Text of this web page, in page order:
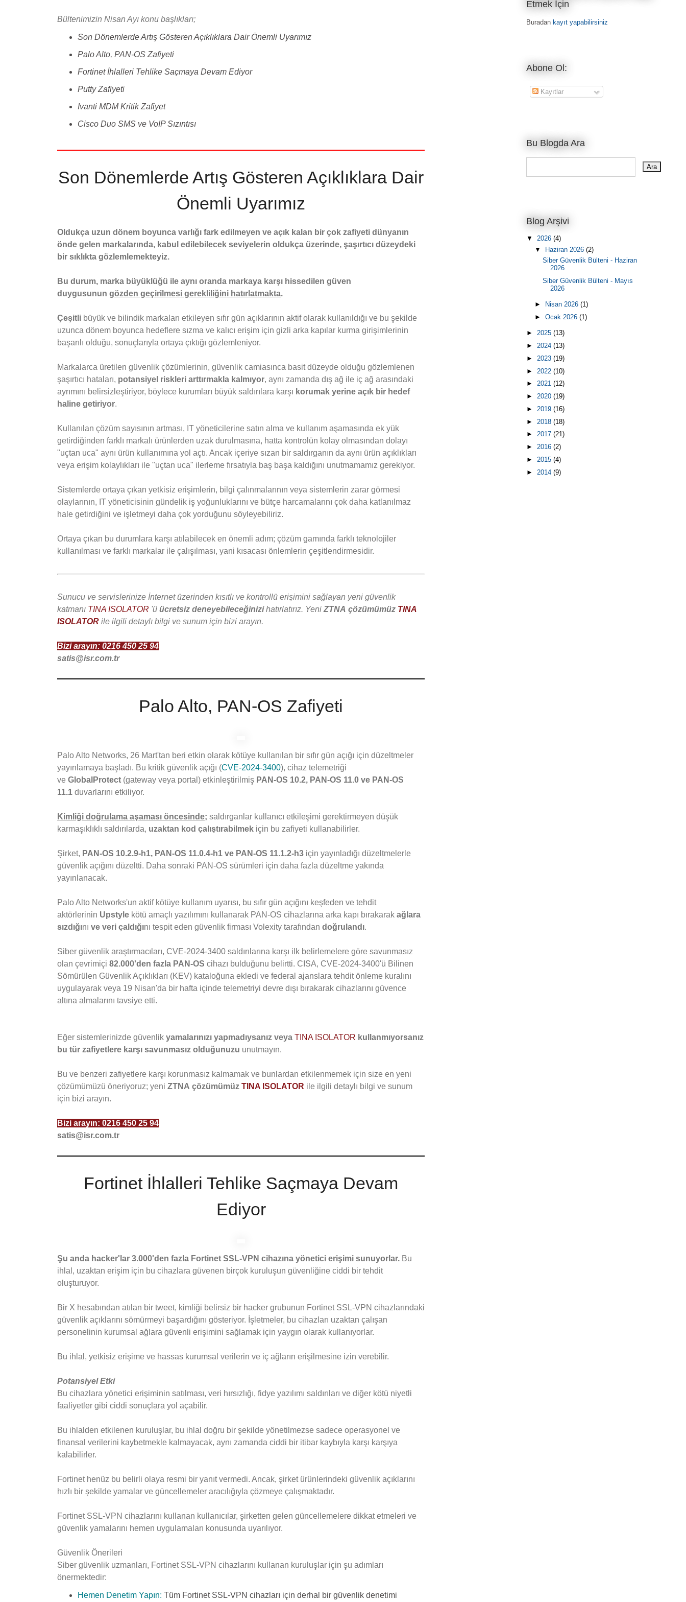
Bültenimizin Nisan Ayı konu başlıkları;
Son Dönemlerde Artış Gösteren Açıklıklara Dair Önemli Uyarımız
Palo Alto, PAN-OS Zafiyeti
Fortinet İhlalleri Tehlike Saçmaya Devam Ediyor
Putty Zafiyeti
Ivanti MDM Kritik Zafiyet
Cisco Duo SMS ve VoIP Sızıntısı
Son Dönemlerde Artış Gösteren Açıklıklara Dair
Önemli Uyarımız
Oldukça uzun dönem boyunca varlığı fark edilmeyen ve açık kalan bir çok zafiyeti dünyanın
önde gelen markalarında, kabul edilebilecek seviyelerin oldukça üzerinde, şaşırtıcı düzeydeki
bir sıklıkta gözlemlemekteyiz.
Bu durum, marka büyüklüğü ile aynı oranda markaya karşı hissedilen güven
duygusunun gözden geçirilmesi gerekliliğini hatırlatmakta.
Çeşitli büyük ve bilindik markaları etkileyen sıfır gün açıklarının aktif olarak kullanıldığı ve bu şekilde
uzunca dönem boyunca hedeflere sızma ve kalıcı erişim için gizli arka kapılar kurma girişimlerinin
başarılı olduğu, sonuçlarıyla ortaya çıktığı gözlemleniyor.
Markalarca üretilen güvenlik çözümlerinin, güvenlik camiasınca basit düzeyde olduğu gözlemlenen
şaşırtıcı hataları, potansiyel riskleri arttırmakla kalmıyor, aynı zamanda dış ağ ile iç ağ arasındaki
ayrımını belirsizleştiriyor, böylece kurumları büyük saldırılara karşı korumak yerine açık bir hedef
haline getiriyor.
Kullanılan çözüm sayısının artması, IT yöneticilerine satın alma ve kullanım aşamasında ek yük
getirdiğinden farklı markalı ürünlerden uzak durulmasına, hatta kontrolün kolay olmasından dolayı
"uçtan uca" aynı ürün kullanımına yol açtı. Ancak içeriye sızan bir saldırganın da aynı ürün açıklıkları
veya erişim kolaylıkları ile "uçtan uca" ilerleme fırsatıyla baş başa kaldığını unutmamamız gerekiyor.
Sistemlerde ortaya çıkan yetkisiz erişimlerin, bilgi çalınmalarının veya sistemlerin zarar görmesi
olaylarının, IT yöneticisinin gündelik iş yoğunluklarını ve bütçe harcamalarını çok daha katlanılmaz
hale getirdiğini ve işletmeyi daha çok yorduğunu söyleyebiliriz.
Ortaya çıkan bu durumlara karşı atılabilecek en önemli adım; çözüm gamında farklı teknolojiler
kullanılması ve farklı markalar ile çalışılması, yani kısacası önlemlerin çeşitlendirmesidir.
Sunucu ve servislerinize İnternet üzerinden kısıtlı ve kontrollü erişimini sağlayan yeni güvenlik
katmanı TINA ISOLATOR 'ü ücretsiz deneyebileceğinizihatırlatırız. Yeni ZTNA çözümümüz TINA
ISOLATOR ile ilgili detaylı bilgi ve sunum için bizi arayın.
Bizi arayın: 0216 450 25 94
satis@isr.com.tr
Palo Alto, PAN-OS Zafiyeti
Palo Alto Networks, 26 Mart'tan beri etkin olarak kötüye kullanılan bir sıfır gün açığı için düzeltmeler
yayınlamaya başladı. Bu kritik güvenlik açığı (CVE-2024-3400), cihaz telemetriği
ve GlobalProtect (gateway veya portal) etkinleştirilmiş PAN-OS 10.2, PAN-OS 11.0 ve PAN-OS
11.1 duvarlarını etkiliyor.
Kimliği doğrulama aşaması öncesinde; saldırganlar kullanıcı etkileşimi gerektirmeyen düşük
karmaşıklıklı saldırılarda, uzaktan kod çalıştırabilmek için bu zafiyeti kullanabilirler.
Şirket, PAN-OS 10.2.9-h1, PAN-OS 11.0.4-h1 ve PAN-OS 11.1.2-h3 için yayınladığı düzeltmelerle
güvenlik açığını düzeltti. Daha sonraki PAN-OS sürümleri için daha fazla düzeltme yakında
yayınlanacak.
Palo Alto Networks'un aktif kötüye kullanım uyarısı, bu sıfır gün açığını keşfeden ve tehdit
aktörlerinin Upstyle kötü amaçlı yazılımını kullanarak PAN-OS cihazlarına arka kapı bırakarak ağlara
sızdığını ve veri çaldığını tespit eden güvenlik firması Volexity tarafından doğrulandı.
Siber güvenlik araştırmacıları, CVE-2024-3400 saldırılarına karşı ilk belirlemelere göre savunmasız
olan çevrimiçi 82.000'den fazla PAN-OS cihazı bulduğunu belirtti. CISA, CVE-2024-3400'ü Bilinen
Sömürülen Güvenlik Açıklıkları (KEV) kataloğuna ekledi ve federal ajanslara tehdit önleme kuralını
uygulayarak veya 19 Nisan'da bir hafta içinde telemetriyi devre dışı bırakarak cihazlarını güvence
altına almalarını tavsiye etti.
Eğer sistemlerinizde güvenlik yamalarınızı yapmadıysanız veya TINA ISOLATOR kullanmıyorsanız
bu tür zafiyetlere karşı savunmasız olduğunuzu unutmayın.
Bu ve benzeri zafiyetlere karşı korunmasız kalmamak ve bunlardan etkilenmemek için size en yeni
çözümümüzü öneriyoruz; yeni ZTNA çözümümüz TINA ISOLATOR ile ilgili detaylı bilgi ve sunum
için bizi arayın.
Bizi arayın: 0216 450 25 94
satis@isr.com.tr
Fortinet İhlalleri Tehlike Saçmaya Devam
Ediyor
Şu anda hacker'lar 3.000'den fazla Fortinet SSL-VPN cihazına yönetici erişimi sunuyorlar. Bu
ihlal, uzaktan erişim için bu cihazlara güvenen birçok kuruluşun güvenliğine ciddi bir tehdit
oluşturuyor.
Bir X hesabından atılan bir tweet, kimliği belirsiz bir hacker grubunun Fortinet SSL-VPN cihazlarındaki
güvenlik açıklarını sömürmeyi başardığını gösteriyor. İşletmeler, bu cihazları uzaktan çalışan
personelinin kurumsal ağlara güvenli erişimini sağlamak için yaygın olarak kullanıyorlar.
Bu ihlal, yetkisiz erişime ve hassas kurumsal verilerin ve iç ağların erişilmesine izin verebilir.
Potansiyel Etki
Bu cihazlara yönetici erişiminin satılması, veri hırsızlığı, fidye yazılımı saldırıları ve diğer kötü niyetli
faaliyetler gibi ciddi sonuçlara yol açabilir.
Bu ihlalden etkilenen kuruluşlar, bu ihlal doğru bir şekilde yönetilmezse sadece operasyonel ve
finansal verilerini kaybetmekle kalmayacak, aynı zamanda ciddi bir itibar kaybıyla karşı karşıya
kalabilirler.
Fortinet henüz bu belirli olaya resmi bir yanıt vermedi. Ancak, şirket ürünlerindeki güvenlik açıklarını
hızlı bir şekilde yamalar ve güncellemeler aracılığıyla çözmeye çalışmaktadır.
Fortinet SSL-VPN cihazlarını kullanan kullanıcılar, şirketten gelen güncellemelere dikkat etmeleri ve
güvenlik yamalarını hemen uygulamaları konusunda uyarılıyor.
Güvenlik Önerileri
Siber güvenlik uzmanları, Fortinet SSL-VPN cihazlarını kullanan kuruluşlar için şu adımları
önermektedir:
Hemen Denetim Yapın: Tüm Fortinet SSL-VPN cihazları için derhal bir güvenlik denetimi
Etmek İçin
Buradan kayıt yapabilirsiniz
Abone Ol:
Kayıtlar
Bu Blogda Ara
Blog Arşivi
▼ 2026 (4)
▼
Haziran 2026 (2)
Siber Güvenlik Bülteni - Haziran
2026
Siber Güvenlik Bülteni - Mayıs
2026
► Nisan 2026 (1)
► Ocak 2026 (1)
► 2025 (13)
► 2024 (13)
► 2023 (19)
► 2022 (10)
► 2021 (12)
► 2020 (19)
► 2019 (16)
► 2018 (18)
► 2017 (21)
► 2016 (2)
► 2015 (4)
► 2014 (9)